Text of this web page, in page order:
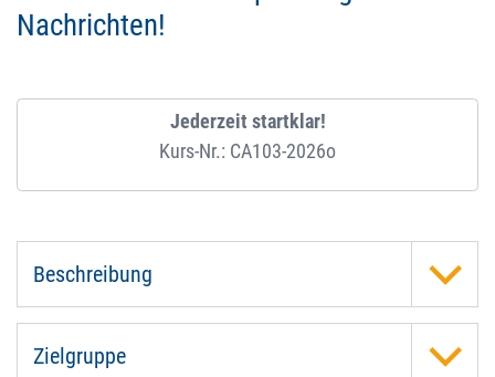
Nachrichten!
Jederzeit startklar!
Kurs-Nr.: CA103-2026o
Beschreibung
Zielgruppe